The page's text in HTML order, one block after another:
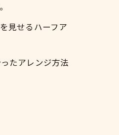
見せるハーフア
たアレンジ方法